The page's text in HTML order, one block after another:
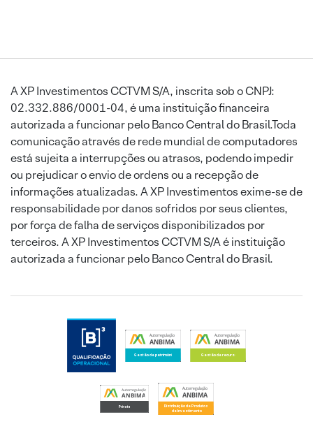
A XP Investimentos CCTVM S/A, inscrita sob o CNPJ:
02.332.886/0001-04, é uma instituição financeira
autorizada a funcionar pelo Banco Central do Brasil.Toda
comunicação através de rede mundial de computadores
está sujeita a interrupções ou atrasos, podendo impedir
ou prejudicar o envio de ordens ou a recepção de
informações atualizadas. A XP Investimentos exime-se de
responsabilidade por danos sofridos por seus clientes,
por força de falha de serviços disponibilizados por
terceiros. A XP Investimentos CCTVM S/A é instituição
autorizada a funcionar pelo Banco Central do Brasil.